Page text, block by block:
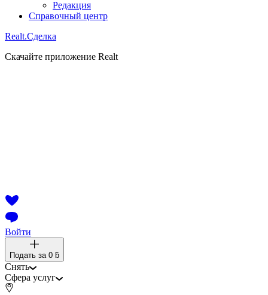
Редакция
Справочный центр
Realt.Сделка
Скачайте приложение Realt
Войти
Подать за 0 ƃ
Снять
Сфера услуг